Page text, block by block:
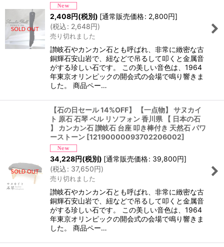
2,408円(税別) [通常販売価格: 2,800円]
(税込: 2,648円)
売り切れました
讃岐石やカンカン石とも呼ばれ、非常に緻密な古
銅輝石安山岩で、紐などで吊るして叩くと金属音
がする珍しい石です。 この美しい音色は、1964
年東京オリンピックの開会式の会場で鳴り響きま
した。 商品ペー…
【石の日セール 14%OFF】 【一点物】 サヌカイ
ト 原石 石琴 ベル リソフォン 香川県 【 日本の石
】 カンカン石 讃岐石 台座 叩き棒付き 天然石 パワ
ーストーン [12190000093702206002]
34,228円(税別) [通常販売価格: 39,800円]
(税込: 37,650円)
売り切れました
讃岐石やカンカン石とも呼ばれ、非常に緻密な古
銅輝石安山岩で、紐などで吊るして叩くと金属音
がする珍しい石です。 この美しい音色は、1964
年東京オリンピックの開会式の会場で鳴り響きま
した。 商品ペー…